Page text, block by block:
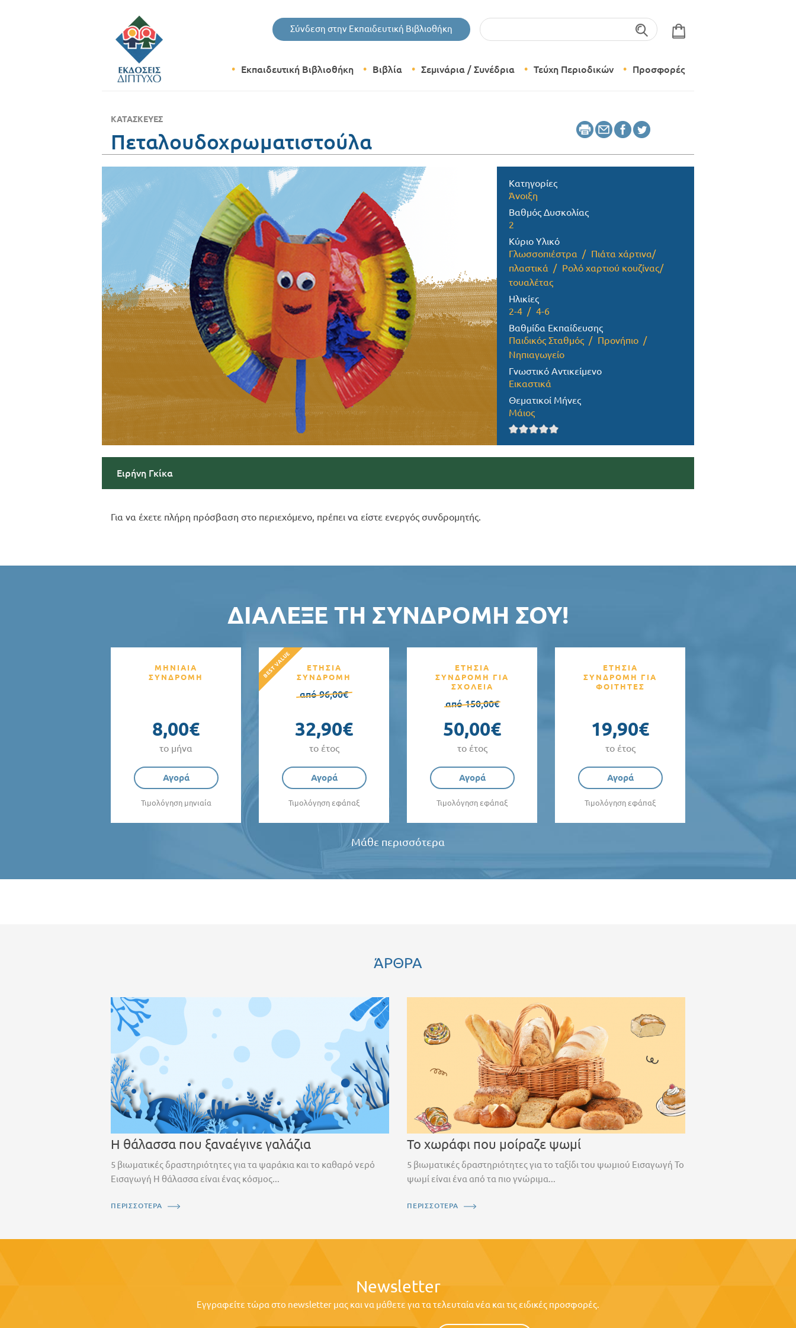
Σύνδεση στην Εκπαιδευτική Βιβλιοθήκη
Εκπαιδευτική Βιβλιοθήκη Βιβλία Σεμινάρια / Συνέδρια Τεύχη Περιοδικών
Δημιουργικό Εργαστήρι
Προσφορές
ΚΑΤΑΣΚΕΥΈΣ
Πεταλουδοχρωματιστούλα
Κατηγορίες
Άνοιξη
Βαθμός Δυσκολίας
2
Κύριο Υλικό
Γλωσσοπιέστρα
Πιάτα χάρτινα/
πλαστικά
Ρολό χαρτιού κουζίνας/
τουαλέτας
Ηλικίες
2-4
4-6
Βαθμίδα Εκπαίδευσης
Παιδικός Σταθμός
Προνήπιο
Νηπιαγωγείο
Γνωστικό Αντικείμενο
Εικαστικά
Θεματικοί Μήνες
Μάιος
Ειρήνη Γκίκα
Για να έχετε πλήρη πρόσβαση στο περιεχόμενο, πρέπει να είστε ενεργός συνδρομητής.
ΔΙΆΛΕΞΕ ΤΗ ΣΥΝΔΡΟΜΉ ΣΟΥ!
ΜΗΝΙΑΙΑ
ΣΥΝΔΡΟΜΗ
8,00€
το μήνα
Αγορά
Τιμολόγηση μηνιαία
ΕΤΗΣΙΑ
ΣΥΝΔΡΟΜΗ
από 96,00€
32,90€
το έτος
Αγορά
Τιμολόγηση εφάπαξ
ΕΤΗΣΙΑ
ΣΥΝΔΡΟΜΗ ΓΙΑ
ΣΧΟΛΕΙΑ
από 150,00€
50,00€
το έτος
Αγορά
Τιμολόγηση εφάπαξ
ΕΤΗΣΙΑ
ΣΥΝΔΡΟΜΗ ΓΙΑ
ΦΟΙΤΗΤΕΣ
19,90€
το έτος
Αγορά
Τιμολόγηση εφάπαξ
Μάθε περισσότερα
ΆΡΘΡΑ
Η θάλασσα που ξαναέγινε γαλάζια
5 βιωματικές δραστηριότητες για τα ψαράκια και το καθαρό νερό
Εισαγωγή Η θάλασσα είναι ένας κόσμος...
ΠΕΡΙΣΣΟΤΕΡΑ
Το χωράφι που μοίραζε ψωμί
5 βιωματικές δραστηριότητες για το ταξίδι του ψωμιού Εισαγωγή Το
ψωμί είναι ένα από τα πιο γνώριμα...
ΠΕΡΙΣΣΟΤΕΡΑ
Newsletter
Εγγραφείτε τώρα στο newsletter μας και να μάθετε για τα τελευταία νέα και τις ειδικές προσφορές.